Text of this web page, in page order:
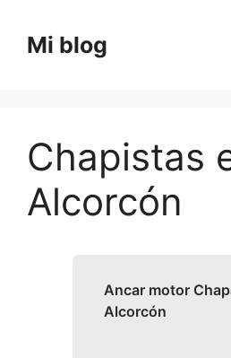
contenido
Mi blog
Chapistas
Alcorcón
Ancar motor
Alcorcón